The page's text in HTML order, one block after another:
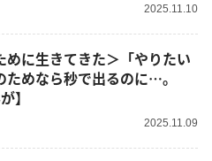
2025.11.10
めに生きてきた＞「やりたい
ためなら秒で出るのに…。
】
2025.11.09